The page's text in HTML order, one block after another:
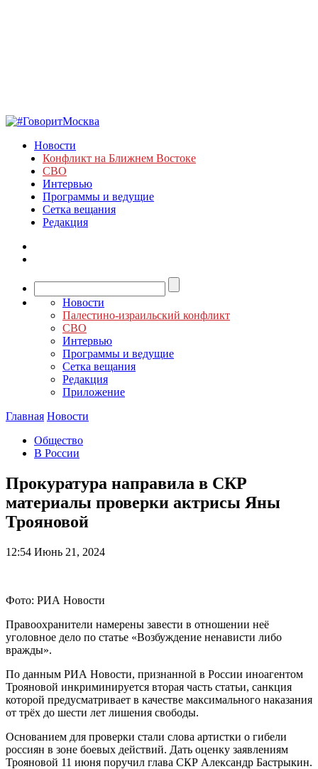
Новости
Конфликт на Ближнем Востоке
СВО
Интервью
Программы и ведущие
Сетка вещания
Редакция
Новости
Палестино-израильский конфликт
СВО
Интервью
Программы и ведущие
Сетка вещания
Редакция
Приложение
Главная Новости
Общество
В России
Прокуратура направила в СКР
материалы проверки актрисы Яны
Трояновой
12:54 Июнь 21, 2024
Фото: РИА Новости
Правоохранители намерены завести в отношении неё
уголовное дело по статье «Возбуждение ненависти либо
вражды».
По данным РИА Новости, признанной в России иноагентом
Трояновой инкриминируется вторая часть статьи, санкция
которой предусматривает в качестве максимального наказания
от трёх до шести лет лишения свободы.
Основанием для проверки стали слова артистки о гибели
россиян в зоне боевых действий. Дать оценку заявлениям
Трояновой 11 июня поручил глава СКР Александр Бастрыкин.